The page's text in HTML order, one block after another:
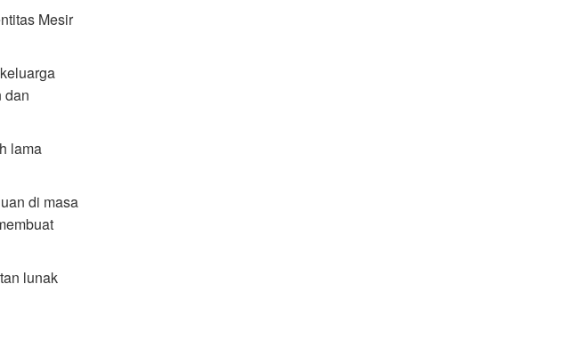
Mesir
dan
lama
di masa
lunak